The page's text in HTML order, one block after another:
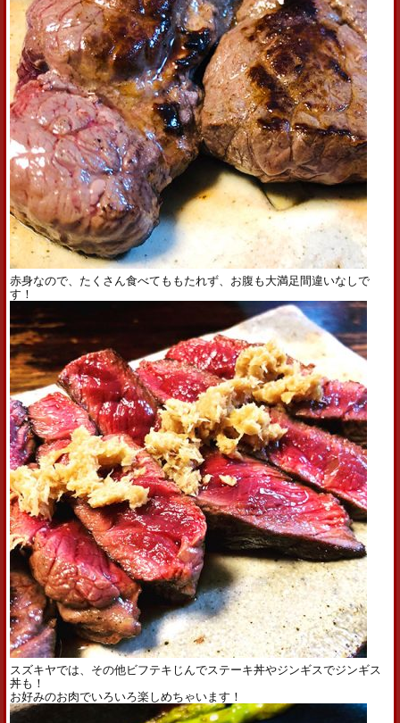
赤身なので、たくさん食べてももたれず、お腹も大満足間違いなしで
す！
スズキヤでは、その他ビフテキじんでステーキ丼やジンギスでジンギス
丼も！
お好みのお肉でいろいろ楽しめちゃいます！